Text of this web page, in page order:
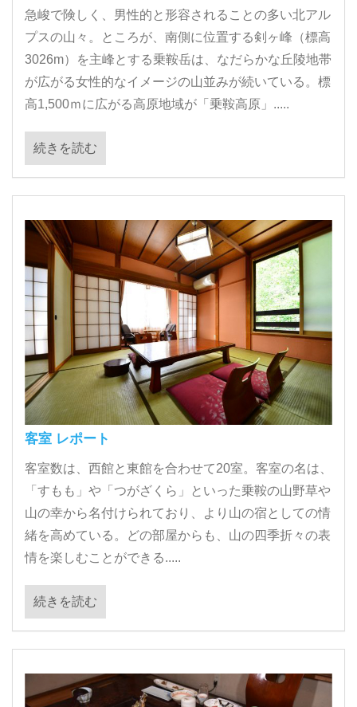
急峻で険しく、男性的と形容されることの多い北アル
プスの山々。ところが、南側に位置する剣ヶ峰（標高
3026m）を主峰とする乗鞍岳は、なだらかな丘陵地帯
が広がる女性的なイメージの山並みが続いている。標
高1,500ｍに広がる高原地域が「乗鞍高原」.....
続きを読む
客室 レポート
客室数は、西館と東館を合わせて20室。客室の名は、
「すもも」や「つがざくら」といった乗鞍の山野草や
山の幸から名付けられており、より山の宿としての情
緒を高めている。どの部屋からも、山の四季折々の表
情を楽しむことができる.....
続きを読む